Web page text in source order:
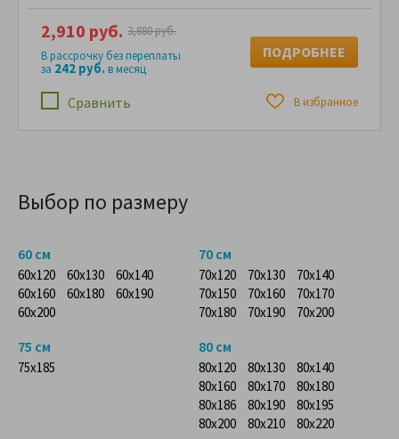
Сравнить В избранное
2,910 руб. 3,880 руб.
В рассрочку без переплаты
за 242 руб.в месяц
ПОДРОБНЕЕ
Выбор по размеру
60 см
60x120 60x130
60x140
60x160
60x180
60x190
60x200
70 см
70x120 70x130
70x140
70x150
70x160
70x170
70x180
70x190 70x200
75 см
75x185
80 см
80x120 80x130
80x140
80x160
80x170
80x180
80x186
80x190
80x195
80x200
80x210 80x220